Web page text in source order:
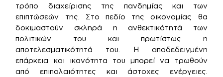
τρόπο διαχείρισης της πανδημίας και των
επιπτώσεών της. Στο πεδίο της οικονομίας θα
δοκιμαστούν σκληρά η ανθεκτικότητά των
πολιτικών του και πρωτίστως η
αποτελεσματικότητά του. Η αποδεδειγμένη
επάρκεια και ικανότητα του μπορεί να τρωθούν
από επιπολαιότητες και άστοχες ενέργειες.